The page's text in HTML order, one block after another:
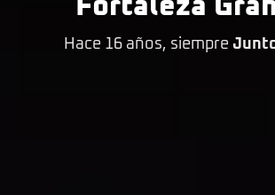
Fortaleza
Hace 16 años, siempre